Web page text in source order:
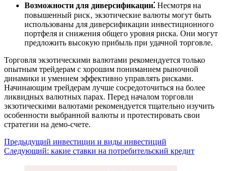
Возможности для диверсификации⁚ Несмотря на
повышенный риск‚ экзотические валюты могут быть
использованы для диверсификации инвестиционного
портфеля и снижения общего уровня риска. Они могут
предложить высокую прибыль при удачной торговле.
Торговля экзотическими валютами рекомендуется только
опытным трейдерам с хорошим пониманием рыночной
динамики и умением эффективно управлять рисками.
Начинающим трейдерам лучше сосредоточиться на более
ликвидных валютных парах. Перед началом торговли
экзотическими валютами рекомендуется тщательно изучить
особенности выбранной валюты и протестировать свои
стратегии на демо-счете.
Навигация
записи
Предыдущий инвестиции и виды инвестиций
Следующий: какие ставки на потребительский кредит